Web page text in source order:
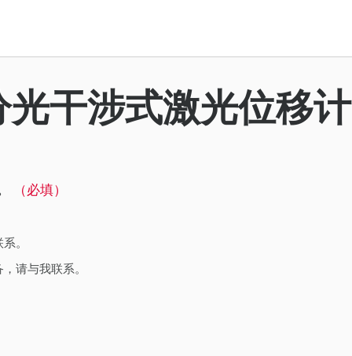
干涉式激光位移计
（必填）
。
请与我联系。